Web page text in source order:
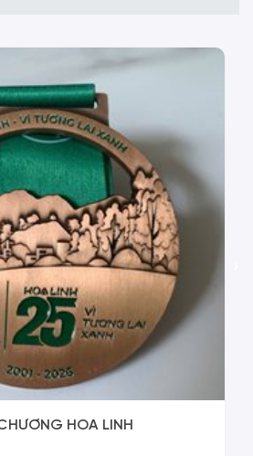
HOA LINH